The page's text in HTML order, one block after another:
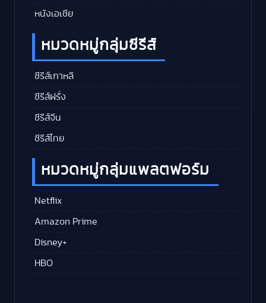
หนังเอเชีย
หมวดหมู่กลุ่มซีรีส์
ซีรีส์เกาหลี
ซีรีส์ฝรั่ง
ซีรีส์จีน
ซีรีส์ไทย
หมวดหมู่กลุ่มแพลตฟอร์ม
Netflix
Amazon Prime
Disney+
HBO